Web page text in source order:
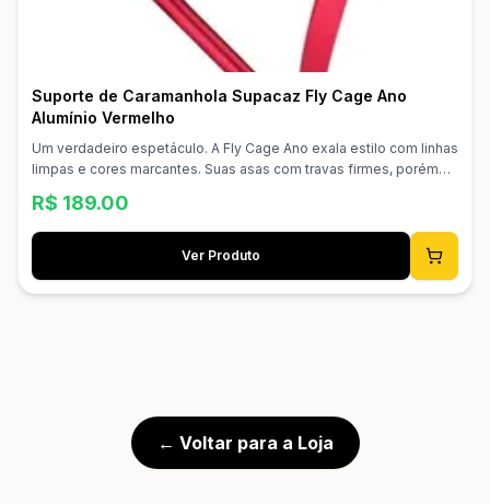
Suporte de Caramanhola Supacaz Fly Cage Ano
Alumínio Vermelho
Um verdadeiro espetáculo. A Fly Cage Ano exala estilo com linhas
limpas e cores marcantes. Suas asas com travas firmes, porém
acessíveis, ultraleves e com acabamento deslumbrante fazem
desta obra-prima em alumínio 100% anodizado o nosso suporte
mais vendido. 100% Alumínio Anodizado Asas com Trava Firme
Aprovado para Estrada/MTB Superleve e Durável Material:
Alumínio Peso: 18g
R$ 189.00
Ver Produto
← Voltar para a Loja